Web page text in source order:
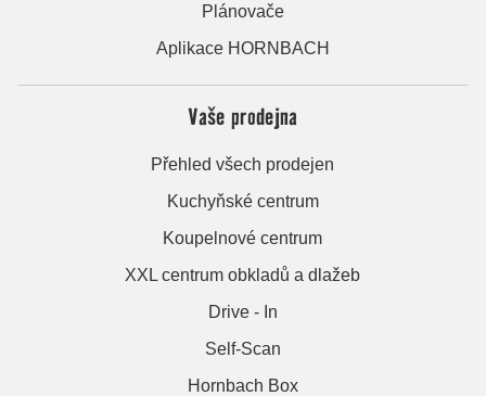
Plánovače
Aplikace HORNBACH
Vaše prodejna
Přehled všech prodejen
Kuchyňské centrum
Koupelnové centrum
XXL centrum obkladů a dlažeb
Drive - In
Self-Scan
Hornbach Box